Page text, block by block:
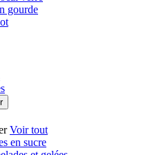
gourde
Voir tout
en sucre